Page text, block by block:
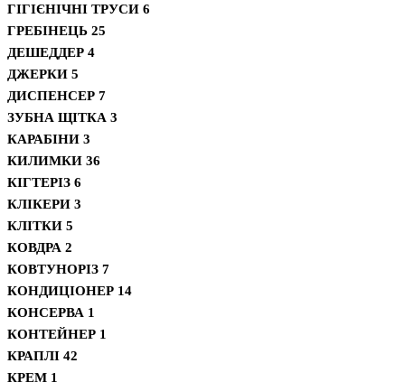
ГІГІЄНІЧНІ ТРУСИ 6
ГРЕБІНЕЦЬ 25
ДЕШЕДДЕР 4
ДЖЕРКИ 5
ДИСПЕНСЕР 7
ЗУБНА ЩІТКА 3
КАРАБІНИ 3
КИЛИМКИ 36
КІГТЕРІЗ 6
КЛІКЕРИ 3
КЛІТКИ 5
КОВДРА 2
КОВТУНОРІЗ 7
КОНДИЦІОНЕР 14
КОНСЕРВА 1
КОНТЕЙНЕР 1
КРАПЛІ 42
КРЕМ 1